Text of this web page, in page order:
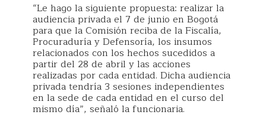
“Le hago la siguiente propuesta: realizar la
audiencia privada el 7 de junio en Bogotá
para que la Comisión reciba de la Fiscalía,
Procuraduría y Defensoría, los insumos
relacionados con los hechos sucedidos a
partir del 28 de abril y las acciones
realizadas por cada entidad. Dicha audiencia
privada tendría 3 sesiones independientes
en la sede de cada entidad en el curso del
mismo día”, señaló la funcionaria.